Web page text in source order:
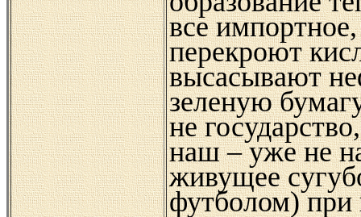
все
перекроют
высасывают
зеленую
не
наш – уже не
живущее
футболом) при